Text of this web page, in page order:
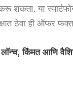
शकता. या
ठेवा ही ऑफर
किंमत आणि